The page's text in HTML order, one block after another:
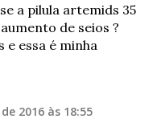
a pilula artemids 35
de seios ?
e essa é minha
2016 às 18:55